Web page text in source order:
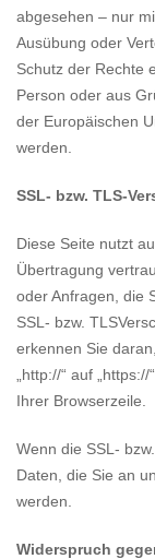
abgesehen – nur
Ausübung oder
Schutz der Rechte
Person oder aus
der Europäischen
werden.
SSL- bzw. TLS-
Diese Seite nutzt
Übertragung
oder Anfragen, die
SSL- bzw.
erkennen Sie
„http://“ auf
Ihrer Browserzeile.
Wenn die SSL-
Daten, die Sie an
werden.
Widerspruch